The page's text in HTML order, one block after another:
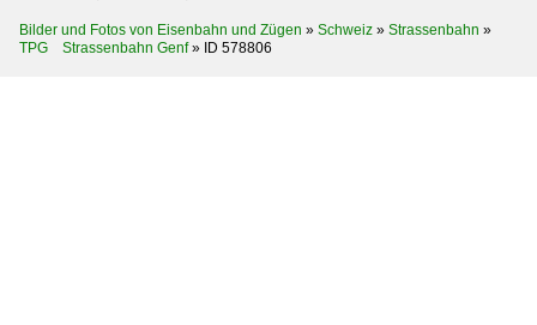
Bilder und Fotos von Eisenbahn und Zügen » Schweiz » Strassenbahn »
TPG Strassenbahn Genf» ID 578806